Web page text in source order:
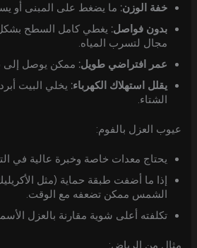
خفة الوزن: ما يضغط على المبنى أو
بدون فواصل: يغطي كامل السطح
مجال لتسرب المياه.
عمر افتراضي طويل: ممكن يوصل إلى 15 سنة إذا تنفذ صح.
يقلل استهلاك الكهرباء: يخلي البيت
الشتاء.
عيوب العزل بالفوم:
يحتاج معدات خاصة وخبرة عالية في
إذا ما أضفت طبقة حماية (مثل
الشمس ممكن تضعفه مع الوقت.
تكلفته أعلى شوية مقارنة بالعزل
مثال من الرياض: